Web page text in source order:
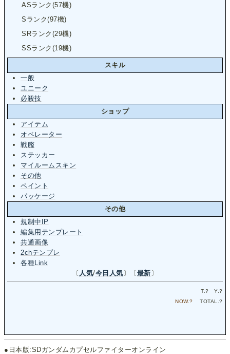
ASランク(57機)
Sランク(97機)
SRランク(29機)
SSランク(19機)
スキル
一般
ユニーク
必殺技
ショップ
アイテム
オペレーター
戦艦
ステッカー
マイルームスキン
その他
ペイント
パッケージ
その他
規制中IP
編集用テンプレート
共通画像
2chテンプレ
各種Link
〔 人気/今日人気 〕〔 最新 〕
T.? Y.?
NOW.? TOTAL.?
●日本版:SDガンダムカプセルファイターオンライン